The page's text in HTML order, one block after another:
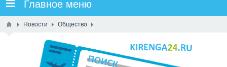
Главное меню
Новости Общество